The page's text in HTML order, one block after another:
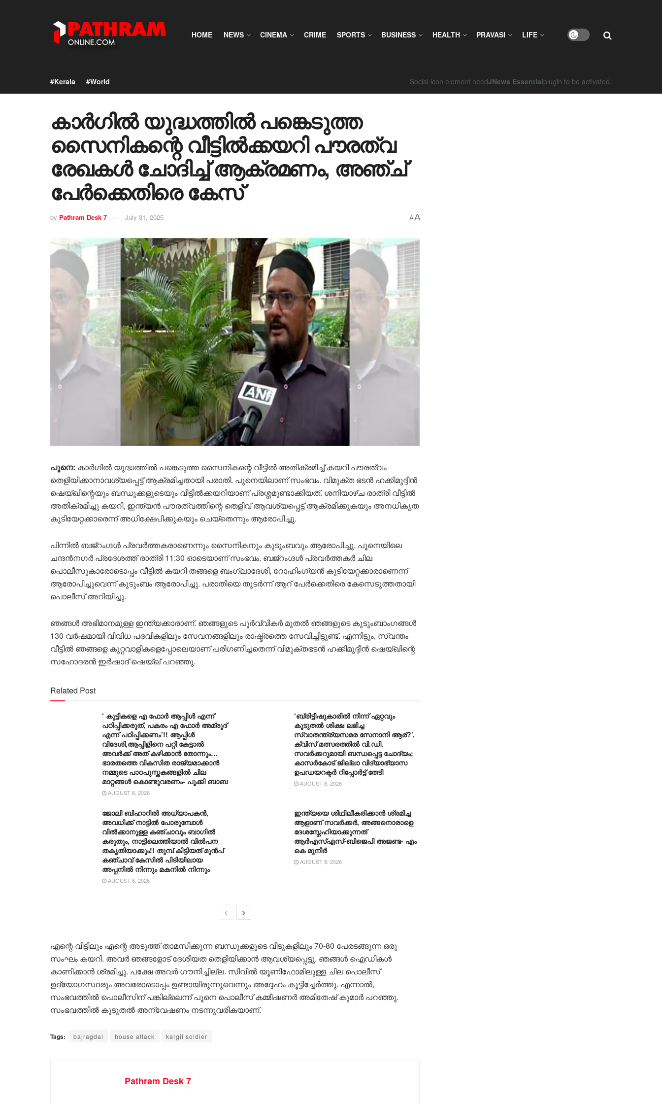
HOME NEWS CINEMA CRIME SPORTS BUSINESS HEALTH PRAVASI LIFE
#Kerala #World Social icon element needJNews Essentialplugin to be activated.
കാർ​ഗിൽ യുദ്ധത്തിൽ പങ്കെടുത്ത
സൈനികന്റെ വീട്ടിൽക്കയറി പൗരത്വ
രേഖകൾ ചോദിച്ച് ആക്രമണം, അഞ്ച്
പേർക്കെതിരെ കേസ്
by Pathram Desk 7 July 31, 2025 AA
പൂനെ: കാർഗിൽ യുദ്ധത്തിൽ പങ്കെടുത്ത സൈനികന്റെ വീട്ടിൽ അതിക്രമിച്ച് കയറി പൗരത്വം
തെളിയിക്കാനാവശ്യപ്പെട്ട് ആക്രമിച്ചതായി പരാതി. പുനെയിലാണ് സംഭവം. വിമുക്ത ഭടൻ ഹക്കിമുദ്ദീൻ
ഷെയ്ഖിന്റെയും ബന്ധുക്കളുടെയും വീട്ടിൽക്കയറിയാണ് പ്രശ്നമുണ്ടാക്കിയത്. ശനിയാഴ്ച രാത്രി വീട്ടിൽ
അതിക്രമിച്ചു കയറി, ഇന്ത്യൻ പൗരത്വത്തിന്റെ തെളിവ് ആവശ്യപ്പെട്ട് ആക്രമിക്കുകയും അനധികൃത
കുടിയേറ്റക്കാരെന്ന് അധിക്ഷേപിക്കുകയും ചെയ്തെന്നും ആരോപിച്ചു.
പിന്നിൽ ബജ്റം​ഗ്ദൾ പ്രവർത്തകരാണെന്നും സൈനികനും കുടുംബവും ആരോപിച്ചു. പൂനെയിലെ
ചന്ദൻനഗർ പ്രദേശത്ത് രാത്രി 11:30 ഓടെയാണ് സംഭവം. ബജ്‌റംഗ്ദൾ പ്രവർത്തകർ ചില
പൊലീസുകാരോടൊപ്പം വീട്ടിൽ കയറി തങ്ങളെ ബംഗ്ലാദേശി, റോഹിംഗ്യൻ കുടിയേറ്റക്കാരാണെന്ന്
ആരോപിച്ചുവെന്ന് കുടുംബം ആരോപിച്ചു. പരാതിയെ തുടർന്ന് ആറ് പേർക്കെതിരെ കേസെടുത്തതായി
പൊലീസ് അറിയിച്ചു.
ഞങ്ങൾ അഭിമാനമുള്ള ഇന്ത്യക്കാരാണ്. ഞങ്ങളുടെ പൂർവ്വികർ മുതൽ ഞങ്ങളുടെ കുടുംബാംഗങ്ങൾ
130 വർഷമായി വിവിധ പദവികളിലും സേവനങ്ങളിലും രാഷ്ട്രത്തെ സേവിച്ചിട്ടുണ്ട്. എന്നിട്ടും, സ്വന്തം
വീട്ടിൽ ഞങ്ങളെ കുറ്റവാളികളെപ്പോലെയാണ് പരിഗണിച്ചതെന്ന് വിമുക്തഭടൻ ഹക്കിമുദ്ദീൻ ഷെയ്ഖിന്റെ
സഹോദരൻ ഇർഷാദ് ഷെയ്ഖ് പറഞ്ഞു.
Related Post
‘ കുട്ടികളെ എ ഫോർ ആപ്പിൾ എന്ന്
പഠിപ്പിക്കരുത്, പകരം എ ഫോർ അമ്രൂദ്
എന്ന് പഠിപ്പിക്കണം’!! ആപ്പിൾ
വിദേശി,ആപ്പിളിനെ പറ്റി കേട്ടാൽ
അവർക്ക് അത് കഴിക്കാൻ തോന്നും…
ഭാരതത്തെ വികസിത രാജ്യമാക്കാൻ
നമ്മുടെ പാഠപുസ്തകങ്ങളിൽ ചില
മാറ്റങ്ങൾ കൊണ്ടുവരണം- പൂക്കി ബാബ
AUGUST 8, 2026
‘ബ്രിട്ടീഷുകാരിൽ നിന്ന് ഏറ്റവും
കൂടുതൽ ശിക്ഷ ലഭിച്ച
സ്വാതന്ത്ര്യസമര സേനാനി ആര്?’,
ക്വിസ് മത്സരത്തിൽ വി.ഡി.
സവർക്കറുമായി ബന്ധപ്പെട്ട ചോദ്യം;
കാസർകോട് ജില്ലാ വിദ്യാഭ്യാസ
ഉപഡയറക്ടർ റിപ്പോർട്ട് തേടി
AUGUST 8, 2026
ജോലി ബിഹാറിൽ അധ്യാപകൻ,
അവധിക്ക് നാട്ടിൽ പോരുമ്പോൾ
വിൽക്കാനുള്ള കഞ്ചാവും ബാ​ഗിൽ
കരുതും, നാട്ടിലെത്തിയാൽ വിൽപന
തകൃതിയാക്കും!! തുമ്പ് കിട്ടിയത് മുൻപ്
കഞ്ചാവ് കേസിൽ പിടിയിലായ
അപ്പനിൽ നിന്നും മകനിൽ നിന്നും
AUGUST 8, 2026
ഇന്ത്യയെ ശിഥിലീകരിക്കാൻ ശ്രമിച്ച
ആളാണ് സവർക്കർ, അങ്ങനൊരാളെ
ദേശസ്നേഹിയാക്കുന്നത്
ആർഎസ്എസ്-ബിജെപി അജണ്ട- എം
കെ മുനീര്‍
AUGUST 8, 2026
എന്റെ വീട്ടിലും എന്റെ അടുത്ത് താമസിക്കുന്ന ബന്ധുക്കളുടെ വീടുകളിലും 70-80 പേരടങ്ങുന്ന ഒരു
സംഘം കയറി. അവർ ഞങ്ങളോട് ദേശീയത തെളിയിക്കാൻ ആവശ്യപ്പെട്ടു. ഞങ്ങൾ ഐഡികൾ
കാണിക്കാൻ ശ്രമിച്ചു. പക്ഷേ അവർ ​ഗൗനിച്ചില്ല. സിവിൽ യൂണിഫോമിലുള്ള ചില പൊലീസ്
ഉദ്യോഗസ്ഥരും അവരോടൊപ്പം ഉണ്ടായിരുന്നുവെന്നും അദ്ദേഹം കൂട്ടിച്ചേർത്തു. എന്നാൽ,
സംഭവത്തിൽ പൊലീസിന് പങ്കില്ലെന്ന് പൂനെ പൊലീസ് കമ്മീഷണർ അമിതേഷ് കുമാർ പറഞ്ഞു.
സംഭവത്തിൽ കൂടുതൽ അന്വേഷണം നടന്നുവരികയാണ്.
Tags: bajragdal house attack kargil soldier
Pathram Desk 7